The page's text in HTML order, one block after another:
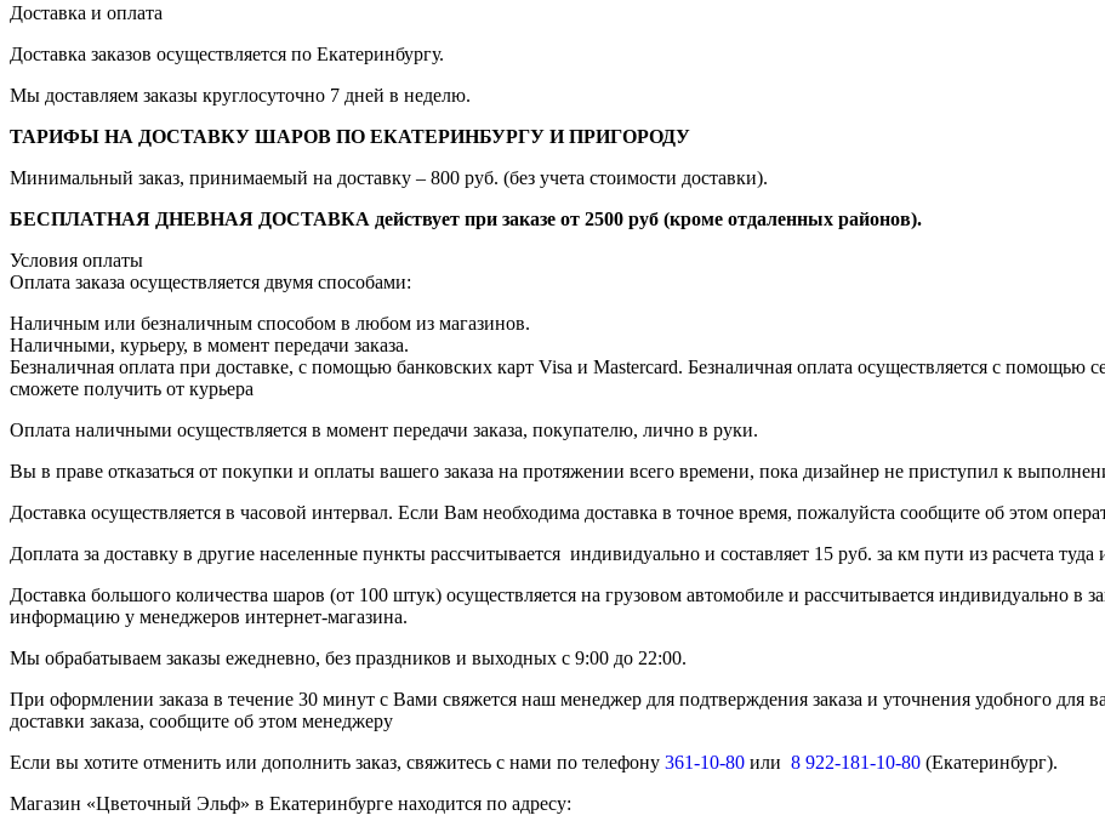
Доставка и оплата
Доставка заказов осуществляется по Екатеринбургу.
Мы доставляем заказы круглосуточно 7 дней в неделю.
ТАРИФЫ НА ДОСТАВКУ ШАРОВ ПО ЕКАТЕРИНБУРГУ И ПРИГОРОДУ
Минимальный заказ, принимаемый на доставку – 800 руб. (без учета стоимости доставки).
БЕСПЛАТНАЯ ДНЕВНАЯ ДОСТАВКА действует при заказе от 2500 руб (кроме отдаленных районов).
Условия оплаты
Оплата заказа осуществляется двумя способами:
Наличным или безналичным способом в любом из магазинов.
Наличными, курьеру, в момент передачи заказа.
Безналичная оплата при доставке, с помощью банковских карт Visa и Mastercard. Безналичная оплата осуществляется с
сможете получить от курьера
Оплата наличными осуществляется в момент передачи заказа, покупателю, лично в руки.
Вы в праве отказаться от покупки и оплаты вашего заказа на протяжении всего времени, пока дизайнер не приступил к
Доставка осуществляется в часовой интервал. Если Вам необходима доставка в точное время, пожалуйста сообщите об этом
Доплата за доставку в другие населенные пункты рассчитывается индивидуально и составляет 15 руб. за км пути из
Доставка большого количества шаров (от 100 штук) осуществляется на грузовом автомобиле и рассчитывается индивидуально в
информацию у менеджеров интернет-магазина.
Мы обрабатываем заказы ежедневно, без праздников и выходных с 9:00 до 22:00.
При оформлении заказа в течение 30 минут с Вами свяжется наш менеджер для подтверждения заказа и уточнения удобного для
доставки заказа, сообщите об этом менеджеру
Если вы хотите отменить или дополнить заказ, свяжитесь с нами по телефону 361-10-80 или 8 922-181-10-80 (Екатеринбург).
Магазин «Цветочный Эльф» в Екатеринбурге находится по адресу: